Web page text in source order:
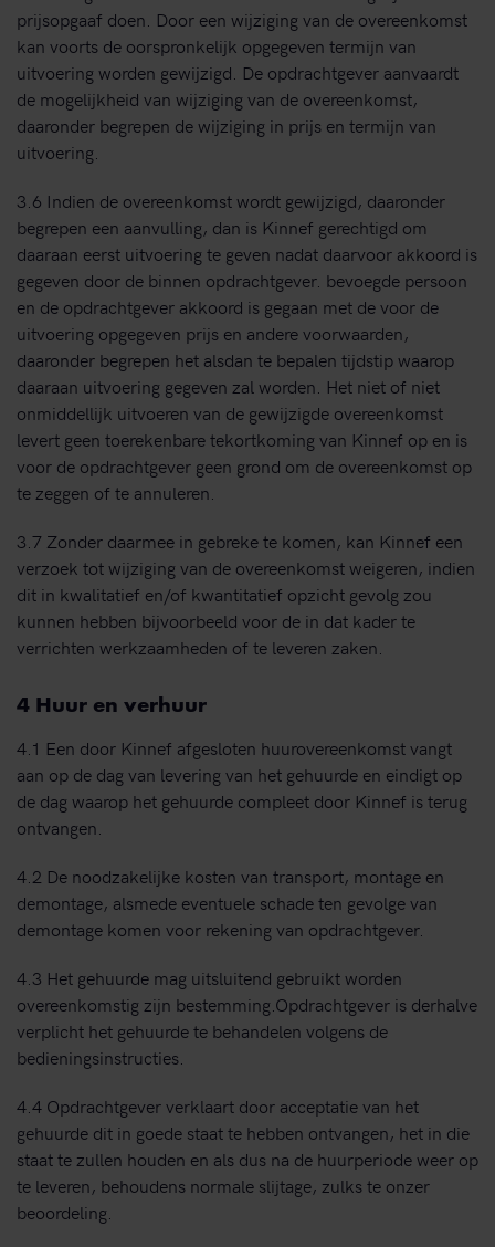
prijsopgaaf doen. Door een wijziging van de overeenkomst
kan voorts de oorspronkelijk opgegeven termijn van
uitvoering worden gewijzigd. De opdrachtgever aanvaardt
de mogelijkheid van wijziging van de overeenkomst,
daaronder begrepen de wijziging in prijs en termijn van
uitvoering.
3.6 Indien de overeenkomst wordt gewijzigd, daaronder
begrepen een aanvulling, dan is Kinnef gerechtigd om
daaraan eerst uitvoering te geven nadat daarvoor akkoord is
gegeven door de binnen opdrachtgever. bevoegde persoon
en de opdrachtgever akkoord is gegaan met de voor de
uitvoering opgegeven prijs en andere voorwaarden,
daaronder begrepen het alsdan te bepalen tijdstip waarop
daaraan uitvoering gegeven zal worden. Het niet of niet
onmiddellijk uitvoeren van de gewijzigde overeenkomst
levert geen toerekenbare tekortkoming van Kinnef op en is
voor de opdrachtgever geen grond om de overeenkomst op
te zeggen of te annuleren.
3.7 Zonder daarmee in gebreke te komen, kan Kinnef een
verzoek tot wijziging van de overeenkomst weigeren, indien
dit in kwalitatief en/of kwantitatief opzicht gevolg zou
kunnen hebben bijvoorbeeld voor de in dat kader te
verrichten werkzaamheden of te leveren zaken.
4 Huur en verhuur
4.1 Een door Kinnef afgesloten huurovereenkomst vangt
aan op de dag van levering van het gehuurde en eindigt op
de dag waarop het gehuurde compleet door Kinnef is terug
ontvangen.
4.2 De noodzakelijke kosten van transport, montage en
demontage, alsmede eventuele schade ten gevolge van
demontage komen voor rekening van opdrachtgever.
4.3 Het gehuurde mag uitsluitend gebruikt worden
overeenkomstig zijn bestemming.Opdrachtgever is derhalve
verplicht het gehuurde te behandelen volgens de
bedieningsinstructies.
4.4 Opdrachtgever verklaart door acceptatie van het
gehuurde dit in goede staat te hebben ontvangen, het in die
staat te zullen houden en als dus na de huurperiode weer op
te leveren, behoudens normale slijtage, zulks te onzer
beoordeling.